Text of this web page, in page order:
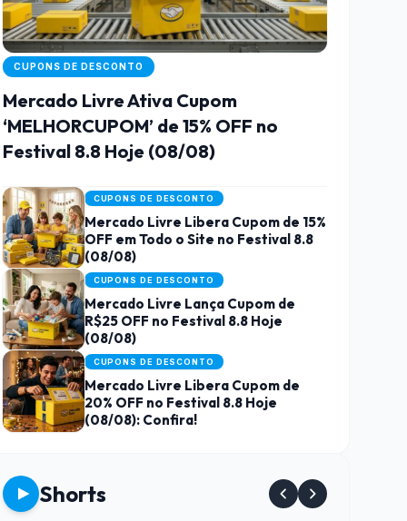
CUPONS DE DESCONTO
Mercado Livre Ativa Cupom
‘MELHORCUPOM’ de 15% OFF no
Festival 8.8 Hoje (08/08)
CUPONS DE DESCONTO
Mercado Livre Libera Cupom de 15%
OFF em Todo o Site no Festival 8.8
(08/08)
CUPONS DE DESCONTO
Mercado Livre Lança Cupom de
R$25 OFF no Festival 8.8 Hoje
(08/08)
CUPONS DE DESCONTO
Mercado Livre Libera Cupom de
20% OFF no Festival 8.8 Hoje
(08/08): Confira!
Shorts